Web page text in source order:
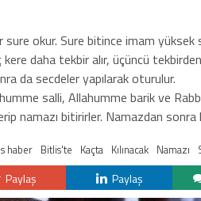
okur. Sure bitince imam yüksek
daha tekbir alır, üçüncü
da secdeler yapılarak oturulur.
salli, Allahumme barik ve
namazı bitirirler. Namazdan
haber Bitlis'te Kaçta Kılınacak Namazı
Paylaş Paylaş